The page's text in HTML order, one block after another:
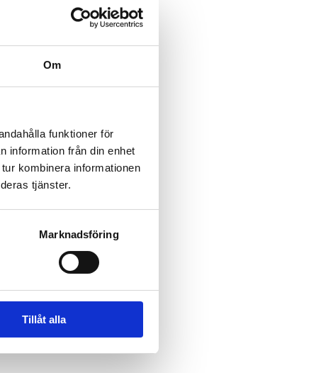
Om
funktioner för
information från din enhet
kombinera informationen
tjänster.
Marknadsföring
Tillåt alla
och platsen för att stärka